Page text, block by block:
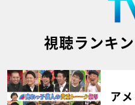
視聴ランキ
ア